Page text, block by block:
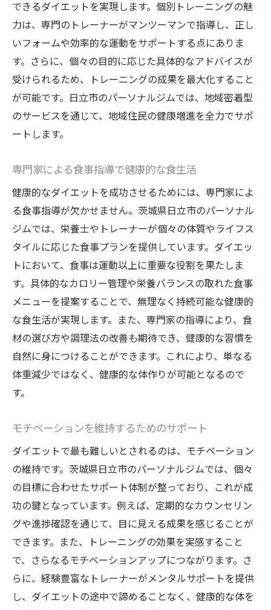
できるダイエットを実現します。個別トレーニングの魅
力は、専門のトレーナーがマンツーマンで指導し、正し
いフォームや効率的な運動をサポートする点にありま
す。さらに、個々の目的に応じた具体的なアドバイスが
受けられるため、トレーニングの成果を最大化すること
が可能です。日立市のパーソナルジムでは、地域密着型
のサービスを通じて、地域住民の健康増進を全力でサポ
ートします。
専門家による食事指導で健康的な食生活
健康的なダイエットを成功させるためには、専門家によ
る食事指導が欠かせません。茨城県日立市のパーソナル
ジムでは、栄養士やトレーナーが個々の体質やライフス
タイルに応じた食事プランを提供しています。ダイエッ
トにおいて、食事は運動以上に重要な役割を果たしま
す。具体的なカロリー管理や栄養バランスの取れた食事
メニューを提案することで、無理なく持続可能な健康的
な食生活が実現します。また、専門家の指導により、食
材の選び方や調理法の改善も期待でき、健康的な習慣を
自然に身につけることができます。これにより、単なる
体重減少ではなく、健康的な体作りが可能となるので
す。
モチベーションを維持するためのサポート
ダイエットで最も難しいとされるのは、モチベーション
の維持です。茨城県日立市のパーソナルジムでは、個々
の目標に合わせたサポート体制が整っており、これが成
功の鍵となっています。例えば、定期的なカウンセリン
グや進捗確認を通じて、目に見える成果を感じることが
できます。また、トレーニングの効果を実感すること
で、さらなるモチベーションアップにつながります。さ
らに、経験豊富なトレーナーがメンタルサポートを提供
し、ダイエットの途中で諦めることなく、健康的な体を